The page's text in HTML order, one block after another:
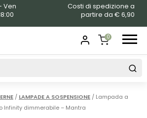
Ven
Costi di spedizione a
partire da € 6,90
0
SHOPPING
/ LAMPADE A SOSPENSIONE / Lampada a
Infinity dimmerabile – Mantra